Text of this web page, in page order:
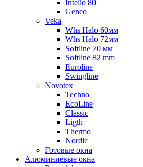
Intelio 80
Geneo
Veka
Whs Halo 60мм
Whs Halo 72мм
Softline 70 мм
Softline 82 mm
Euroline
Swingline
Novotex
Techno
EcoLine
Classic
Ligth
Thermo
Nordic
Готовые окна
Алюминиевые окна